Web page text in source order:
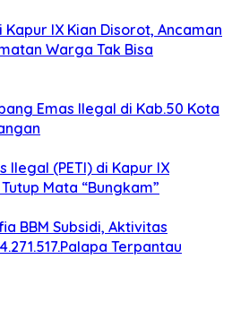
IX Kian Disorot, Ancaman
Warga Tak Bisa
Emas Ilegal di Kab.50 Kota
Ilegal (PETI) di Kapur IX
Mata “Bungkam”
BBM Subsidi, Aktivitas
Terpantau